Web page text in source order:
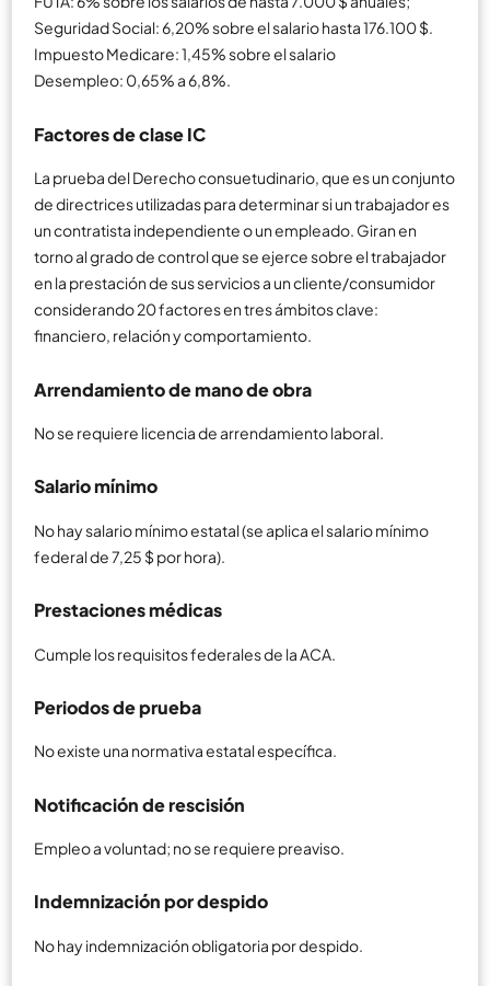
Seguridad Social: 6,20% sobre el salario hasta 176.100 $.
Impuesto Medicare: 1,45% sobre el salario
Desempleo: 0,65% a 6,8%.
Factores de clase IC
La prueba del Derecho consuetudinario, que es un conjunto
de directrices utilizadas para determinar si un trabajador es
un contratista independiente o un empleado. Giran en
torno al grado de control que se ejerce sobre el trabajador
en la prestación de sus servicios a un cliente/consumidor
considerando 20 factores en tres ámbitos clave:
financiero, relación y comportamiento.
Arrendamiento de mano de obra
No se requiere licencia de arrendamiento laboral.
Salario mínimo
No hay salario mínimo estatal (se aplica el salario mínimo
federal de 7,25 $ por hora).
Prestaciones médicas
Cumple los requisitos federales de la ACA.
Periodos de prueba
No existe una normativa estatal específica.
Notificación de rescisión
Empleo a voluntad; no se requiere preaviso.
Indemnización por despido
No hay indemnización obligatoria por despido.